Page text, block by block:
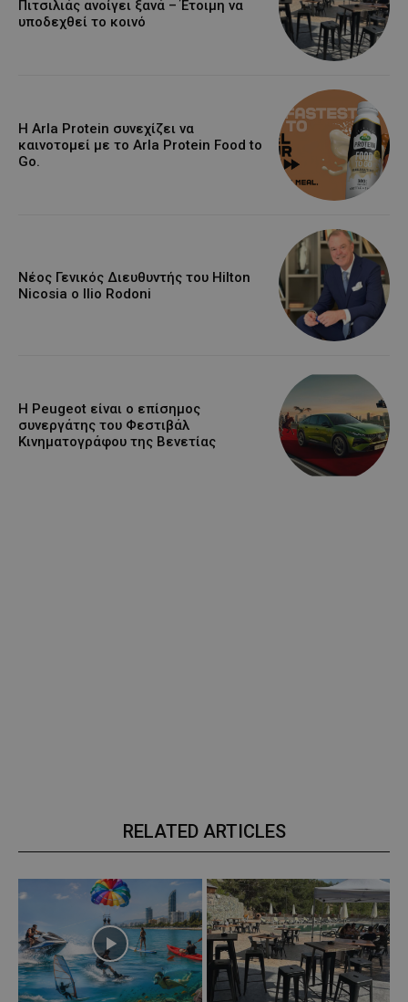
Πιτσιλιάς ανοίγει ξανά – Έτοιμη να
υποδεχθεί το κοινό
Η Arla Protein συνεχίζει να
καινοτομεί με το Arla Protein Food to
Go.
Νέος Γενικός Διευθυντής του Hilton
Nicosia ο Ilio Rodoni
Η Peugeot είναι ο επίσημος
συνεργάτης του Φεστιβάλ
Κινηματογράφου της Βενετίας
RELATED ARTICLES